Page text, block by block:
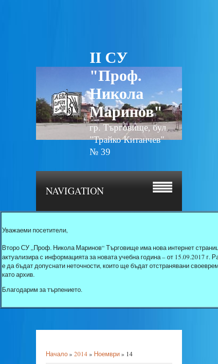
II СУ
"Проф.
Никола
Маринов"
гр. Търговище, бул.
"Трайко Китанчев"
№ 39
NAVIGATION
Уважаеми посетители,
Второ СУ „Проф. Никола Маринов“ Търговище има нова интернет
актуализира с информацията за новата учебна година – от 15.09.2017
е да бъдат допуснати неточности, които ще бъдат отстранявани
като архив.
Благодарим за търпението.
Начало» 2014 » Ноември» 14